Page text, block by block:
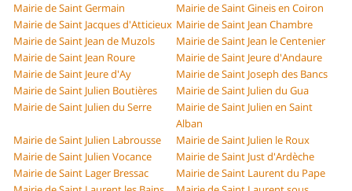
Mairie de Saint Germain
Mairie de Saint Gineis en Coiron
Mairie de Saint Jacques d'Atticieux Mairie de Saint Jean Chambre
Mairie de Saint Jean de Muzols
Mairie de Saint Jean le Centenier
Mairie de Saint Jean Roure
Mairie de Saint Jeure d'Andaure
Mairie de Saint Jeure d'Ay
Mairie de Saint Joseph des Bancs
Mairie de Saint Julien Boutières
Mairie de Saint Julien du Gua
Mairie de Saint Julien du Serre
Mairie de Saint Julien en Saint
Alban
Mairie de Saint Julien Labrousse
Mairie de Saint Julien le Roux
Mairie de Saint Julien Vocance
Mairie de Saint Just d'Ardèche
Mairie de Saint Lager Bressac
Mairie de Saint Laurent du Pape